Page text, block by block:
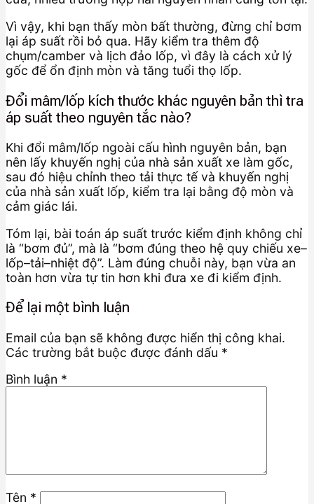
Vì vậy, khi bạn thấy mòn bất thường, đừng chỉ bơm
lại áp suất rồi bỏ qua. Hãy kiểm tra thêm độ
chụm/camber và lịch đảo lốp, vì đây là cách xử lý
gốc để ổn định mòn và tăng tuổi thọ lốp.
Đổi mâm/lốp kích thước khác nguyên bản thì tra
áp suất theo nguyên tắc nào?
Khi đổi mâm/lốp ngoài cấu hình nguyên bản, bạn
nên lấy khuyến nghị của nhà sản xuất xe làm gốc,
sau đó hiệu chỉnh theo tải thực tế và khuyến nghị
của nhà sản xuất lốp, kiểm tra lại bằng độ mòn và
cảm giác lái.
Tóm lại, bài toán áp suất trước kiểm định không chỉ
là “bơm đủ”, mà là “bơm đúng theo hệ quy chiếu xe–
lốp–tải–nhiệt độ”. Làm đúng chuỗi này, bạn vừa an
toàn hơn vừa tự tin hơn khi đưa xe đi kiểm định.
Để lại một bình luận
Email của bạn sẽ không được hiển thị công khai.
Các trường bắt buộc được đánh dấu *
Bình luận *
Tên *